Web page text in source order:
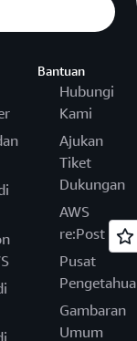
Bantuan
Hubungi
Kami
Ajukan
Tiket
Dukungan
AWS
re:Post
Pusat
Gambaran
Umum